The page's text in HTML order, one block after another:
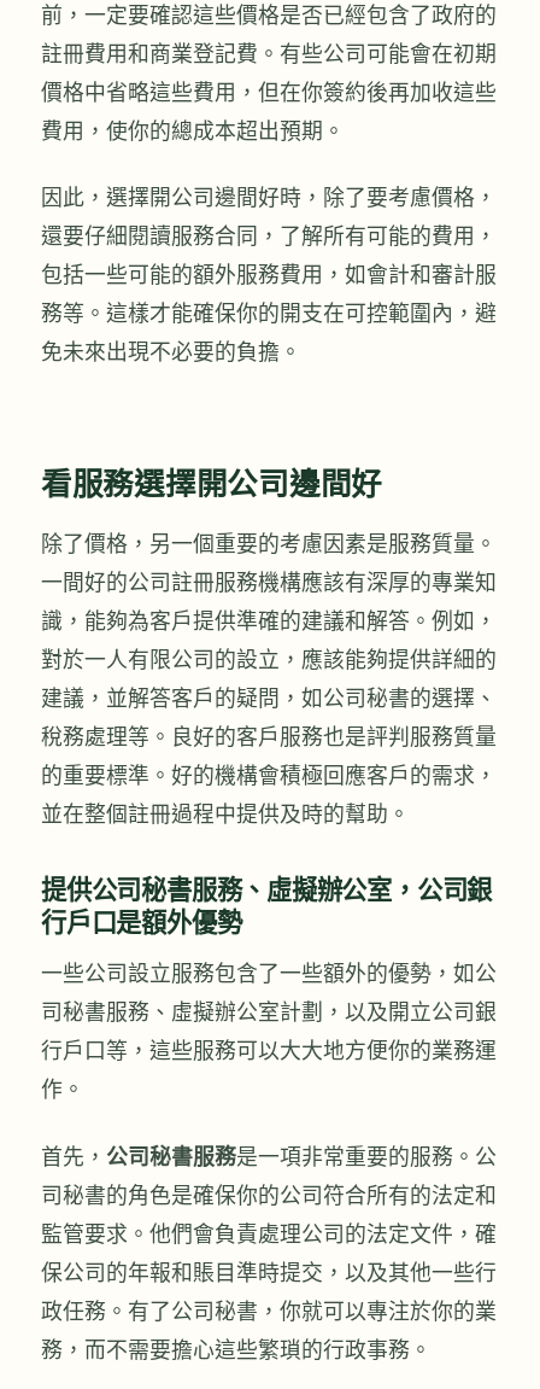
前，一定要確認這些價格是否已經包含了政府的
註冊費用和商業登記費。有些公司可能會在初期
價格中省略這些費用，但在你簽約後再加收這些
費用，使你的總成本超出預期。
因此，選擇開公司邊間好時，除了要考慮價格，
還要仔細閱讀服務合同，了解所有可能的費用，
包括一些可能的額外服務費用，如會計和審計服
務等。這樣才能確保你的開支在可控範圍內，避
免未來出現不必要的負擔。
看服務選擇開公司邊間好
除了價格，另一個重要的考慮因素是服務質量。
一間好的公司註冊服務機構應該有深厚的專業知
識，能夠為客戶提供準確的建議和解答。例如，
對於一人有限公司的設立，應該能夠提供詳細的
建議，並解答客戶的疑問，如公司秘書的選擇、
稅務處理等。良好的客戶服務也是評判服務質量
的重要標準。好的機構會積極回應客戶的需求，
並在整個註冊過程中提供及時的幫助。
提供公司秘書服務、虛擬辦公室，公司銀
行戶口是額外優勢
一些公司設立服務包含了一些額外的優勢，如公
司秘書服務、虛擬辦公室計劃，以及開立公司銀
行戶口等，這些服務可以大大地方便你的業務運
作。
首先， 公司秘書服務是一項非常重要的服務。公
司秘書的角色是確保你的公司符合所有的法定和
監管要求。他們會負責處理公司的法定文件，確
保公司的年報和賬目準時提交，以及其他一些行
政任務。有了公司秘書，你就可以專注於你的業
務，而不需要擔心這些繁瑣的行政事務。